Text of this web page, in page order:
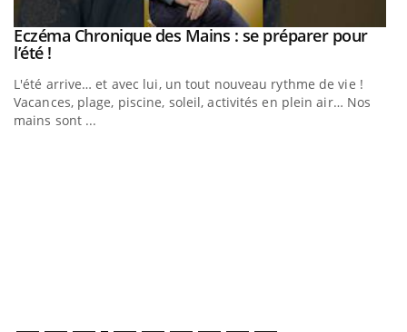
Youtube
Eczéma Chronique des Mains : se préparer pour
l’été !Youtube
L'été arrive… et avec lui, un tout nouveau rythme de vie !
Vacances, plage, piscine, soleil, activités en plein air… Nos
mains sont ...